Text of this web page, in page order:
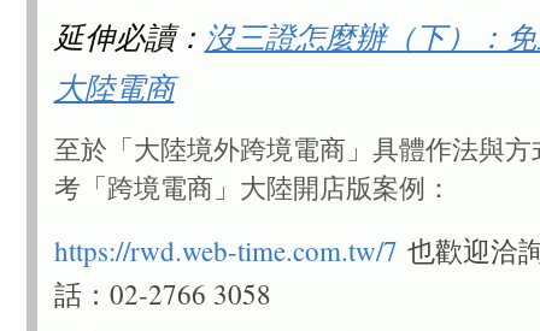
延伸必讀： 沒三證怎麼辦（下）：
大陸電商
至於「大陸境外跨境電商」具體作法與方
考「跨境電商」大陸開店版案例：
https://rwd.web-time.com.tw/7 也歡迎洽
話：02-2766 3058